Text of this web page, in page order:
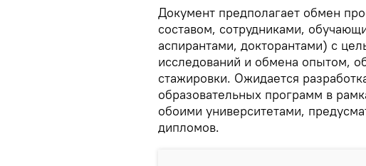
Документ предполагает обмен
составом, сотрудниками,
аспирантами, докторантами) с
исследований и обмена опытом,
стажировки. Ожидается
образовательных программ в
обоими университетами,
дипломов.